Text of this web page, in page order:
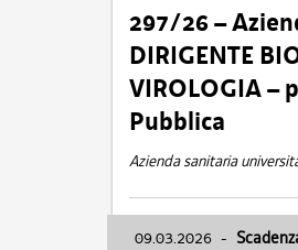
297/26 –
DIRIGENTE
VIROLOGIA –
Pubblica
Azienda sanitaria
09.03.2026 -